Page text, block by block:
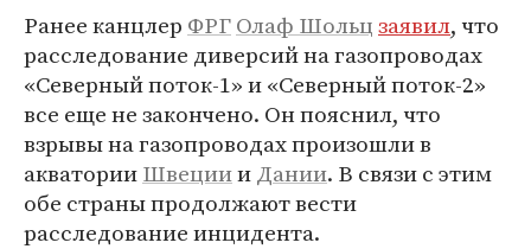
Ранее канцлер ФРГОлаф Шольцзаявил, что
расследование диверсий на газопроводах
«Северный поток-1» и «Северный поток-2»
все еще не закончено. Он пояснил, что
взрывы на газопроводах произошли в
акваторииШвециииДании. В связи с этим
обе страны продолжают вести
расследование инцидента.